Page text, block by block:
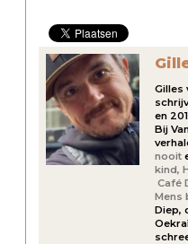
Gilles
en
Bij
nooit
kind,
Café
Mens
Diep,